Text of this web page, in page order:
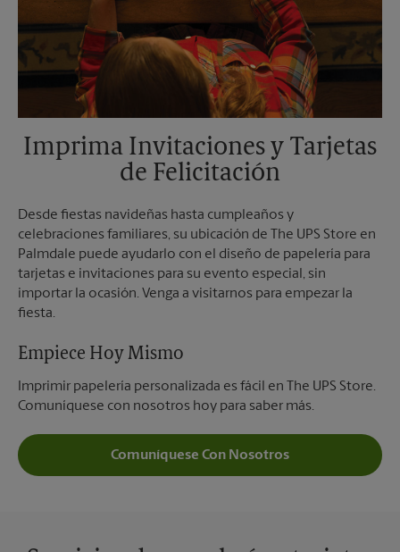
Imprima Invitaciones y Tarjetas
de Felicitación
Desde fiestas navideñas hasta cumpleaños y
celebraciones familiares, su ubicación de The UPS Store en
Palmdale puede ayudarlo con el diseño de papelería para
tarjetas e invitaciones para su evento especial, sin
importar la ocasión. Venga a visitarnos para empezar la
fiesta.
Empiece Hoy Mismo
Imprimir papelería personalizada es fácil en The UPS Store.
Comuníquese con nosotros hoy para saber más.
Comuníquese Con Nosotros